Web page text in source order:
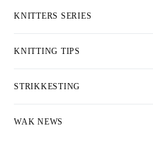
KNITTERS SERIES
KNITTING TIPS
STRIKKESTING
WAK NEWS